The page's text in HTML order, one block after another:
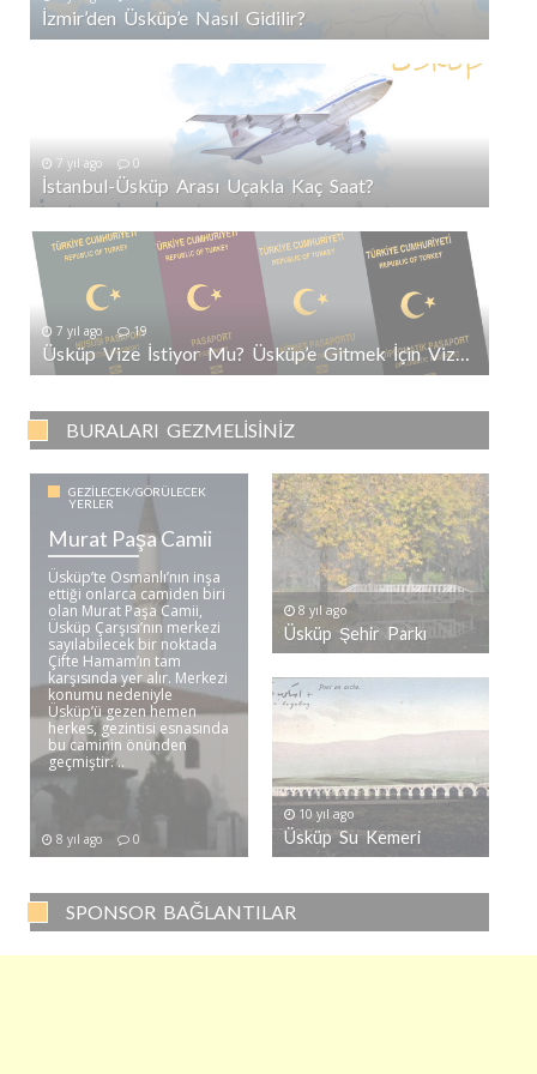
İzmir’den Üsküp’e Nasıl Gidilir?
7 yıl ago 0
İstanbul-Üsküp Arası Uçakla Kaç Saat?
7 yıl ago 19
Üsküp Vize İstiyor Mu? Üsküp’e Gitmek İçin Vize Gerekli Mi?
BURALARI GEZMELISINIZ
GEZILECEK/GÖRÜLECEK
YERLER
Murat Paşa Camii
Üsküp’te Osmanlı’nın inşa
ettiği onlarca camiden biri
olan Murat Paşa Camii,
Üsküp Çarşısı’nın merkezi
sayılabilecek bir noktada
Çifte Hamam’ın tam
karşısında yer alır. Merkezi
konumu nedeniyle
Üsküp’ü gezen hemen
herkes, gezintisi esnasında
bu caminin önünden
geçmiştir. ..
8 yıl ago 0
8 yıl ago
Üsküp Şehir Parkı
10 yıl ago
Üsküp Su Kemeri
SPONSOR BAĞLANTILAR